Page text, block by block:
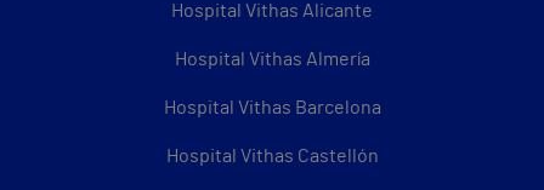
Hospital Vithas Alicante
Hospital Vithas Almería
Hospital Vithas Barcelona
Hospital Vithas Castellón